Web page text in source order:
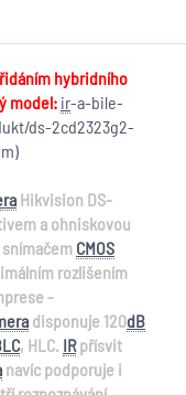
hybridního
model: ir-a-bile-
ds-2cd2323g2-
Hikvision DS-
a ohniskovou
CMOS
rozlišením
-
disponuje 120dB
, HLC. IRpřísvit
navíc podporuje i